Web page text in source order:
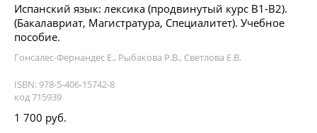
Испанский язык: лексика (продвинутый курс В1-В2).
(Бакалавриат, Магистратура, Специалитет). Учебное
пособие.
Гонсалес-Фернандес Е., Рыбакова Р.В., Светлова Е.В.
ISBN: 978-5-406-15742-8
код 715939
1 700 руб.